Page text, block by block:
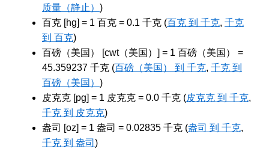
质量（静止） )
百克 [hg] = 1 百克 = 0.1 千克 (百克 到 千克, 千克
到 百克)
百磅（美国） [cwt（美国）] = 1 百磅（美国） =
45.359237 千克 (百磅（美国） 到 千克, 千克 到
百磅（美国） )
皮克克 [pg] = 1 皮克克 = 0.0 千克 (皮克克 到 千克,
千克 到 皮克克)
盎司 [oz] = 1 盎司 = 0.02835 千克 (盎司 到 千克,
千克 到 盎司 )